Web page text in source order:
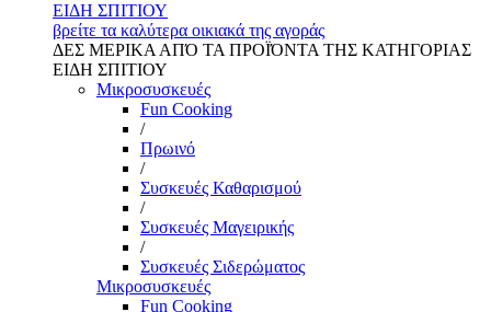
ΕΙΔΗ ΣΠΙΤΙΟΥ
βρείτε τα καλύτερα οικιακά της αγοράς
ΔΕΣ ΜΕΡΙΚΑ ΑΠΌ ΤΑ ΠΡΟΪΌΝΤΑ ΤΗΣ ΚΑΤΗΓΟΡΙΑΣ
ΕΙΔΗ ΣΠΙΤΙΟΥ
Μικροσυσκευές
Fun Cooking
/
Πρωινό
/
Συσκευές Καθαρισμού
/
Συσκευές Μαγειρικής
/
Συσκευές Σιδερώματος
Μικροσυσκευές
Fun Cooking